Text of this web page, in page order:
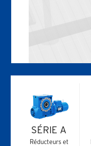
SÉRIE A
Réducteurs et